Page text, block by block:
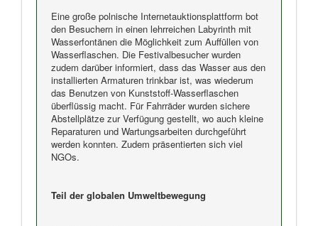
Eine große polnische Internetauktionsplattform bot
den Besuchern in einen lehrreichen Labyrinth mit
Wasserfontänen die Möglichkeit zum Auffüllen von
Wasserflaschen. Die Festivalbesucher wurden
zudem darüber informiert, dass das Wasser aus den
installierten Armaturen trinkbar ist, was wiederum
das Benutzen von Kunststoff-Wasserflaschen
überflüssig macht. Für Fahrräder wurden sichere
Abstellplätze zur Verfügung gestellt, wo auch kleine
Reparaturen und Wartungsarbeiten durchgeführt
werden konnten. Zudem präsentierten sich viel
NGOs.
Teil der globalen Umweltbewegung